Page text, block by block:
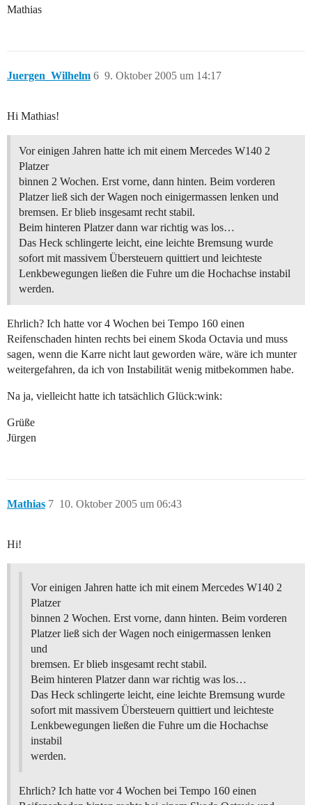
Mathias
Juergen_Wilhelm 9. Oktober 2005 um 14:17
6
Hi Mathias!
Vor einigen Jahren hatte ich mit einem Mercedes W140 2
Platzer
binnen 2 Wochen. Erst vorne, dann hinten. Beim vorderen
Platzer ließ sich der Wagen noch einigermassen lenken und
bremsen. Er blieb insgesamt recht stabil.
Beim hinteren Platzer dann war richtig was los…
Das Heck schlingerte leicht, eine leichte Bremsung wurde
sofort mit massivem Übersteuern quittiert und leichteste
Lenkbewegungen ließen die Fuhre um die Hochachse instabil
werden.
Ehrlich? Ich hatte vor 4 Wochen bei Tempo 160 einen
Reifenschaden hinten rechts bei einem Skoda Octavia und muss
sagen, wenn die Karre nicht laut geworden wäre, wäre ich munter
weitergefahren, da ich von Instabilität wenig mitbekommen habe.
Na ja, vielleicht hatte ich tatsächlich Glück:wink:
Grüße
Jürgen
Mathias 10. Oktober 2005 um 06:43
7
Hi!
Vor einigen Jahren hatte ich mit einem Mercedes W140 2
Platzer
binnen 2 Wochen. Erst vorne, dann hinten. Beim vorderen
Platzer ließ sich der Wagen noch einigermassen lenken
und
bremsen. Er blieb insgesamt recht stabil.
Beim hinteren Platzer dann war richtig was los…
Das Heck schlingerte leicht, eine leichte Bremsung wurde
sofort mit massivem Übersteuern quittiert und leichteste
Lenkbewegungen ließen die Fuhre um die Hochachse
instabil
werden.
Ehrlich? Ich hatte vor 4 Wochen bei Tempo 160 einen